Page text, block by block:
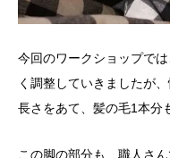
今回のワークショップで
く調整していきましたが
長さをあて、髪の毛1本分
この脚の部分も、職人さ